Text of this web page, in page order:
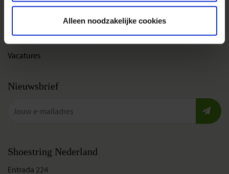
Alleen noodzakelijke cookies
Privacybeleid
Cookies instellingen
Disclaimer & copyright
Vacatures
Nieuwsbrief
Shoestring Nederland
Entrada 224